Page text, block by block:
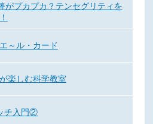
がプカプカ？テンセグリティを
～ル・カード
楽しむ科学教室
チ入門②